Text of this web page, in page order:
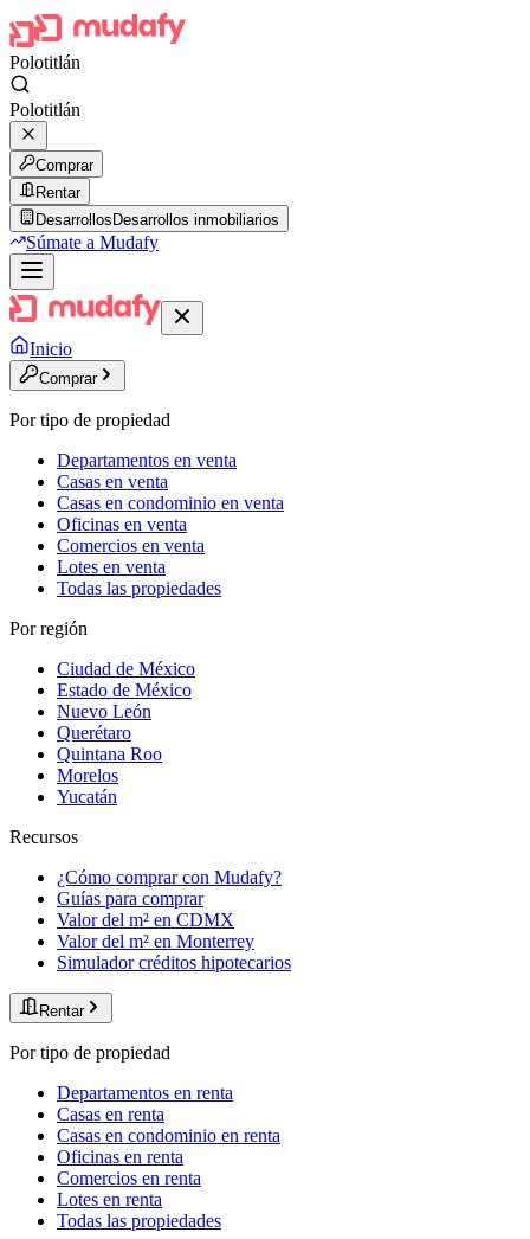
Polotitlán
Polotitlán
Comprar
Rentar
Desarrollos Desarrollos inmobiliarios
Súmate a Mudafy
Inicio
Comprar
Por tipo de propiedad
Departamentos en venta
Casas en venta
Casas en condominio en venta
Oficinas en venta
Comercios en venta
Lotes en venta
Todas las propiedades
Por región
Ciudad de México
Estado de México
Nuevo León
Querétaro
Quintana Roo
Morelos
Yucatán
Recursos
¿Cómo comprar con Mudafy?
Guías para comprar
Valor del m² en CDMX
Valor del m² en Monterrey
Simulador créditos hipotecarios
Rentar
Por tipo de propiedad
Departamentos en renta
Casas en renta
Casas en condominio en renta
Oficinas en renta
Comercios en renta
Lotes en renta
Todas las propiedades